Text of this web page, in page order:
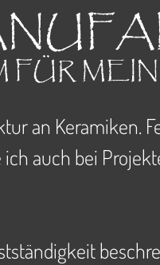
FÜR
an Keramiken.
auch bei